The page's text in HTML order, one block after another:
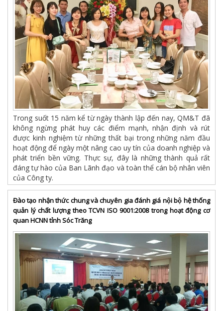
Trong suốt 15 năm kể từ ngày thành lập đến nay, QM&T đã
không ngừng phát huy các điểm mạnh, nhận định và rút
được kinh nghiệm từ những thất bại trong những năm đầu
hoạt động để ngày một nâng cao uy tín của doanh nghiệp và
phát triển bền vững. Thực sự, đây là những thành quả rất
đáng tự hào của Ban Lãnh đạo và toàn thể cán bộ nhân viên
của Công ty.
Đào tạo nhận thức chung và chuyên gia đánh giá nội bộ hệ thống
quản lý chất lượng theo TCVN ISO 9001:2008 trong hoạt động cơ
quan HCNN tỉnh Sóc Trăng